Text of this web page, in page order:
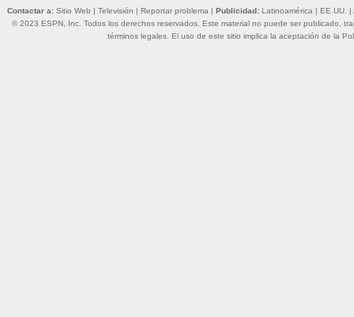
Contactar a: Sitio Web | Televisión | Reportar problema | Publicidad: Latinoamérica | EE.UU. |
© 2023 ESPN, Inc. Todos los derechos reservados. Este material no puede ser publicado,
términos legales. El uso de este sitio implica la aceptación de la